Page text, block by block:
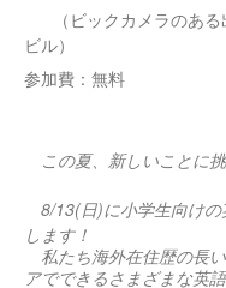
（ビックカメラのある
ビル）
参加費：無料
この夏、新しいことに
8/13(日)に小学生向け
します！
私たち海外在住歴の長
アでできるさまざまな英